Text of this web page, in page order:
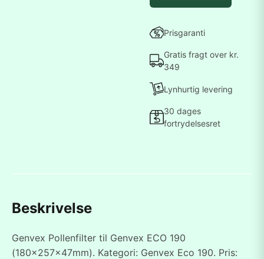
Prisgaranti
Gratis fragt over kr.
349
Lynhurtig levering
30 dages
fortrydelsesret
Beskrivelse
Genvex Pollenfilter til Genvex ECO 190
(180x257x47mm). Kategori: Genvex Eco 190. Pris: